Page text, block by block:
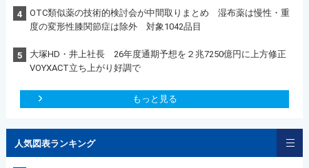
4
OTC類似薬の技術的検討会が中間取りまとめ 湿布薬は慢性・重
度の変形性膝関節症は除外 対象1042品目
5
大塚HD・井上社長 26年度通期予想を２兆7250億円に上方修正
VOYXACT立ち上がり好調で
もっと見る
人気図表ランキング